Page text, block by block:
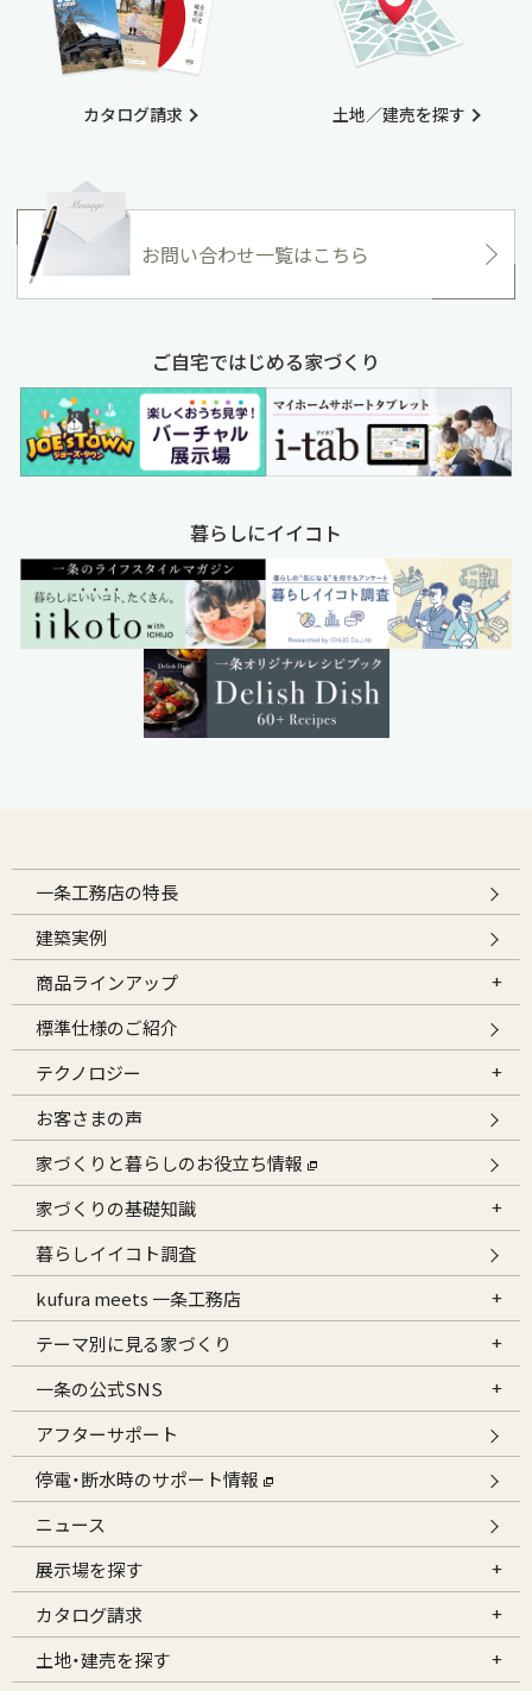
カタログ請求 土地／建売を探す
お問い合わせ一覧はこちら
ご自宅ではじめる家づくり
暮らしにイイコト
一条工務店の特長
建築実例
商品ラインアップ
標準仕様のご紹介
テクノロジー
お客さまの声
家づくりと暮らしのお役立ち情報
家づくりの基礎知識
暮らしイイコト調査
kufura meets 一条工務店
テーマ別に見る家づくり
一条の公式SNS
アフターサポート
停電・断水時のサポート情報
ニュース
展示場を探す
カタログ請求
土地・建売を探す